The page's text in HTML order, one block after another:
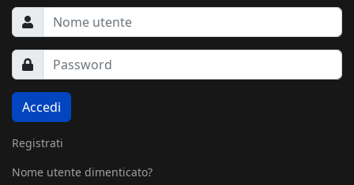
Accedi
Registrati
Nome utente dimenticato?